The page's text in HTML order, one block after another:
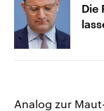
Die
Analog zur